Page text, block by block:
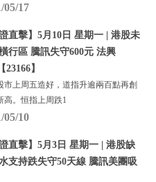
05/17
證直擊】5月10日 星期一 | 港股未
行區 騰訊失守600元 法興
23166】
市上周五造好，道指升逾兩百點再創
高。恒指上周跌1
05/10
證直擊】5月3日 星期一 | 港股缺
支持跌失守50天線 騰訊美團吸